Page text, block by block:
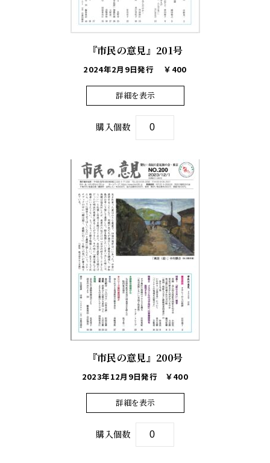
『市民の意見』201号
2024年2月9日発行 ￥400
詳細を表示
購入個数
『市民の意見』200号
2023年12月9日発行 ￥400
詳細を表示
購入個数